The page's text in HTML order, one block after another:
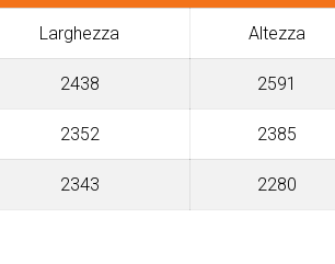
Larghezza Altezza
2438 2591
2352 2385
2343 2280